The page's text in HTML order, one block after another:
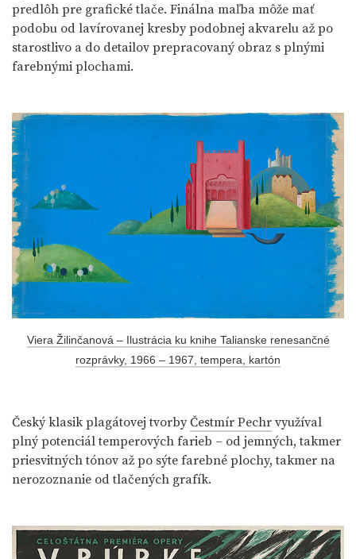
predlôh pre grafické tlače. Finálna maľba môže mať
podobu od lavírovanej kresby podobnej akvarelu až po
starostlivo a do detailov prepracovaný obraz s plnými
farebnými plochami.
Viera Žilinčanová – Ilustrácia ku knihe Talianske renesančné
rozprávky, 1966 – 1967, tempera, kartón
Český klasik plagátovej tvorbyČestmír Pechr využíval
plný potenciál temperových farieb – od jemných, takmer
priesvitných tónov až po sýte farebné plochy, takmer na
nerozoznanie od tlačených grafík.